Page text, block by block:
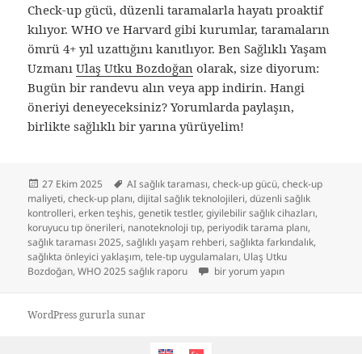
Check-up gücü, düzenli taramalarla hayatı proaktif
kılıyor. WHO ve Harvard gibi kurumlar, taramaların
ömrü 4+ yıl uzattığını kanıtlıyor. Ben Sağlıklı Yaşam
UzmanıUlaş Utku Bozdoğan olarak, size diyorum:
Bugün bir randevu alın veya app indirin. Hangi
öneriyi deneyeceksiniz? Yorumlarda paylaşın,
birlikte sağlıklı bir yarına yürüyelim!
Yayın
tarihi
27 Ekim 2025 Etiketler
AI sağlık taraması,check-up gücü,check-up
maliyeti,check-up planı,dijital sağlık teknolojileri,düzenli sağlık
kontrolleri,erken teşhis,genetik testler,giyilebilir sağlık cihazları,
koruyucu tıp önerileri, nanoteknoloji tıp, periyodik tarama planı,
sağlık taraması 2025,sağlıklı yaşam rehberi,sağlıkta farkındalık,
sağlıkta önleyici yaklaşım,tele-tıp uygulamaları, Ulaş Utku
Bozdoğan,WHO 2025 sağlık raporu Check-Up Gücü: Düzenli
bir yorum yapın
WordPress gururla sunar